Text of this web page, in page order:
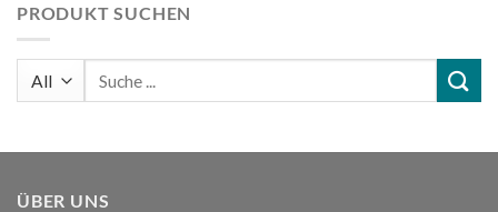
PRODUKT SUCHEN
ÜBER UNS